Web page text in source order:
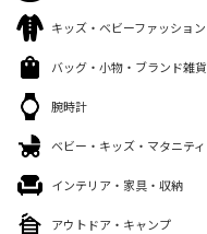
キッズ・ベビーファッション
バッグ・小物・ブランド雑貨
腕時計
ベビー・キッズ・マタニティ
インテリア・家具・収納
アウトドア・キャンプ